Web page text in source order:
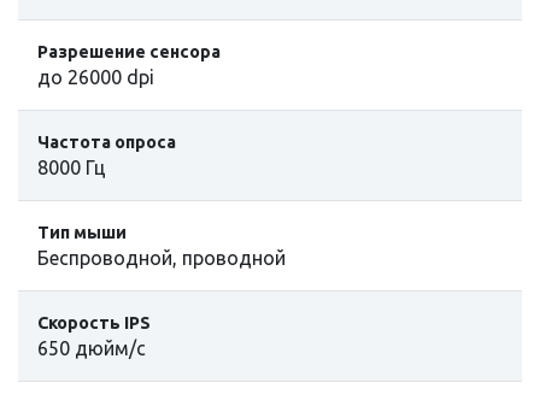
Разрешение сенсора
до 26000 dpi
Частота опроса
8000 Гц
Тип мыши
Беспроводной, проводной
Скорость IPS
650 дюйм/с